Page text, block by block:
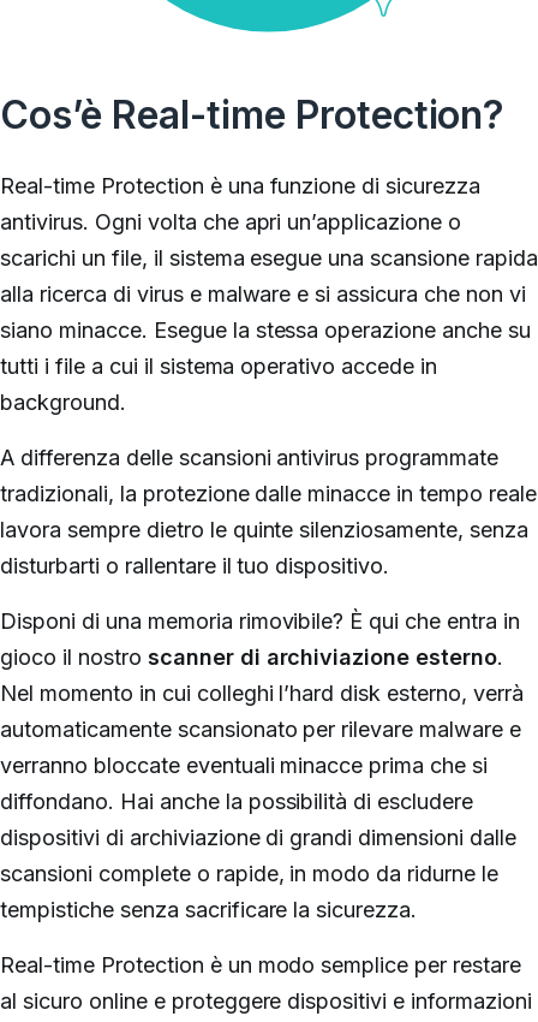
Cos’è Real-time Protection?
Real-time Protection è una funzione di sicurezza
antivirus. Ogni volta che apri un’applicazione o
scarichi un file, il sistema esegue una scansione rapida
alla ricerca di virus e malware e si assicura che non vi
siano minacce. Esegue la stessa operazione anche su
tutti i file a cui il sistema operativo accede in
background.
A differenza delle scansioni antivirus programmate
tradizionali, la protezione dalle minacce in tempo reale
lavora sempre dietro le quinte silenziosamente, senza
disturbarti o rallentare il tuo dispositivo.
Disponi di una memoria rimovibile? È qui che entra in
gioco il nostro scanner di archiviazione esterno.
Nel momento in cui colleghi l’hard disk esterno, verrà
automaticamente scansionato per rilevare malware e
verranno bloccate eventuali minacce prima che si
diffondano. Hai anche la possibilità di escludere
dispositivi di archiviazione di grandi dimensioni dalle
scansioni complete o rapide, in modo da ridurne le
tempistiche senza sacrificare la sicurezza.
Real-time Protection è un modo semplice per restare
al sicuro online e proteggere dispositivi e informazioni